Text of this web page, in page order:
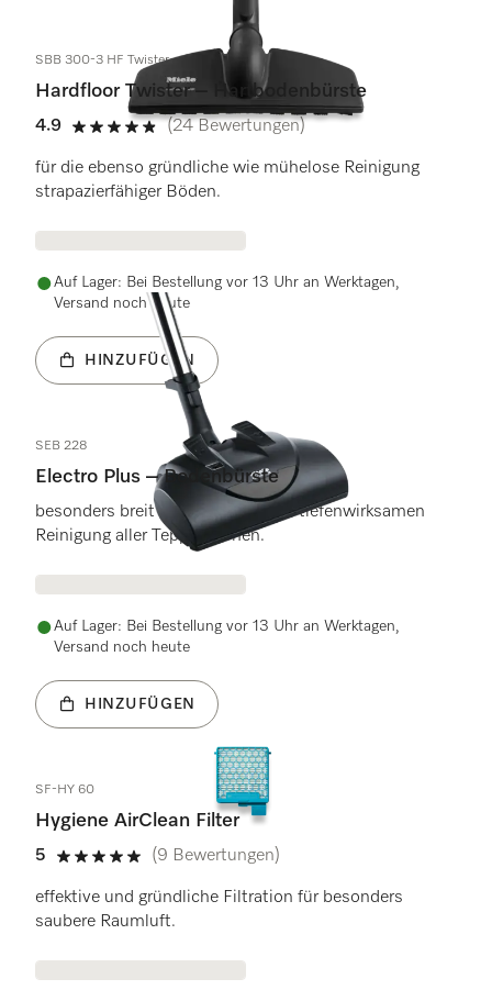
SBB 300-3 HF Twister
Hardfloor Twister – Hartbodenbürste
4.9
4.9 Sterne von 5
(24 Bewertungen)
für die ebenso gründliche wie mühelose Reinigung
strapazierfähiger Böden.
Auf Lager: Bei Bestellung vor 13 Uhr an Werktagen,
Versand noch heute
HINZUFÜGEN
SEB 228
Electro Plus – Bodenbürste
besonders breit zur schnellen und tiefenwirksamen
Reinigung aller Teppichhöhen.
Auf Lager: Bei Bestellung vor 13 Uhr an Werktagen,
Versand noch heute
HINZUFÜGEN
SF-HY 60
Hygiene AirClean Filter
5
5 Sterne von 5
(9 Bewertungen)
effektive und gründliche Filtration für besonders
saubere Raumluft.